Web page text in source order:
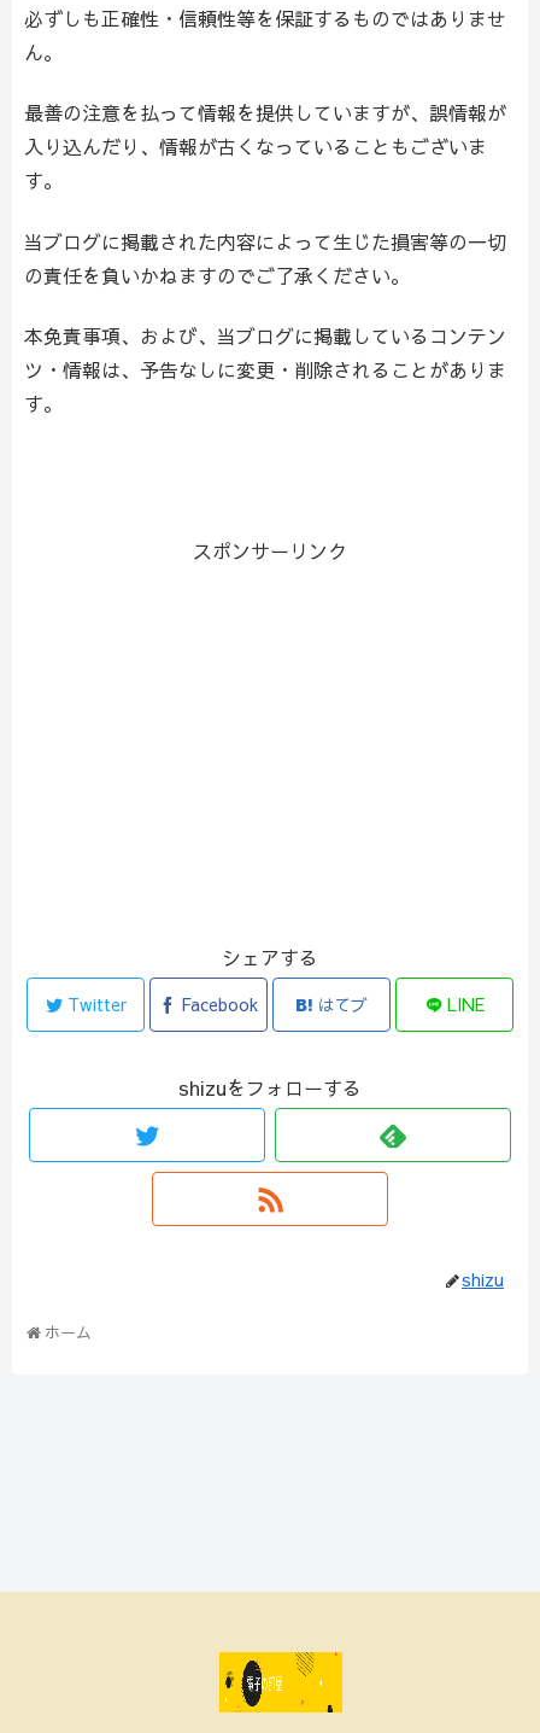
必ずしも正確性・信頼性等を保証するものではありませ
ん。
最善の注意を払って情報を提供していますが、誤情報が
入り込んだり、情報が古くなっていることもございま
す。
当ブログに掲載された内容によって生じた損害等の一切
の責任を負いかねますのでご了承ください。
本免責事項、および、当ブログに掲載しているコンテン
ツ・情報は、予告なしに変更・削除されることがありま
す。
スポンサーリンク
シェアする
Twitter Facebook はてブ LINE
shizuをフォローする
shizu
ホーム